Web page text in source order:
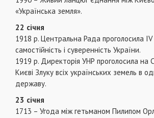
«Українська земля».
22 січня
1918 р. Центральна Рада проголосила IV
самостійність і суверенність України.
1919 р. Директорія УНР проголосила на
Києві Злуку всіх українських земель в
державу.
23 січня
1713 – Угода між гетьманом Пилипом